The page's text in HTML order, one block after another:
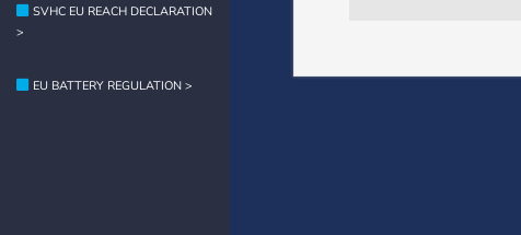
SVHC EU REACH DECLARATION
>
EU BATTERY REGULATION >